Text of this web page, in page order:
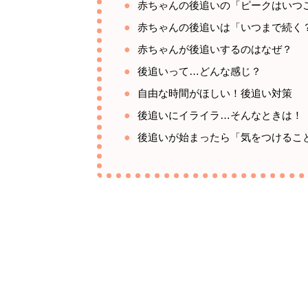
赤ちゃんの後追いの「ピークはいつ
赤ちゃんの後追いは「いつまで続く
赤ちゃんが後追いするのはなぜ？
後追いって…どんな感じ？
自由な時間がほしい！後追い対策
後追いにイライラ…そんなときは！
後追いが始まったら「気をつけるこ